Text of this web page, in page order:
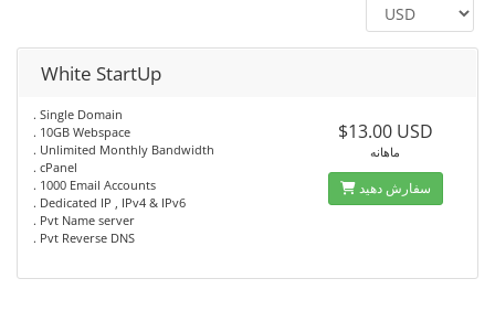
White StartUp
. Single Domain
. 10GB Webspace
. Unlimited Monthly Bandwidth
. cPanel
. 1000 Email Accounts
. Dedicated IP , IPv4 & IPv6
. Pvt Name server
. Pvt Reverse DNS
$13.00 USD
ماهانه
سفارش دهید